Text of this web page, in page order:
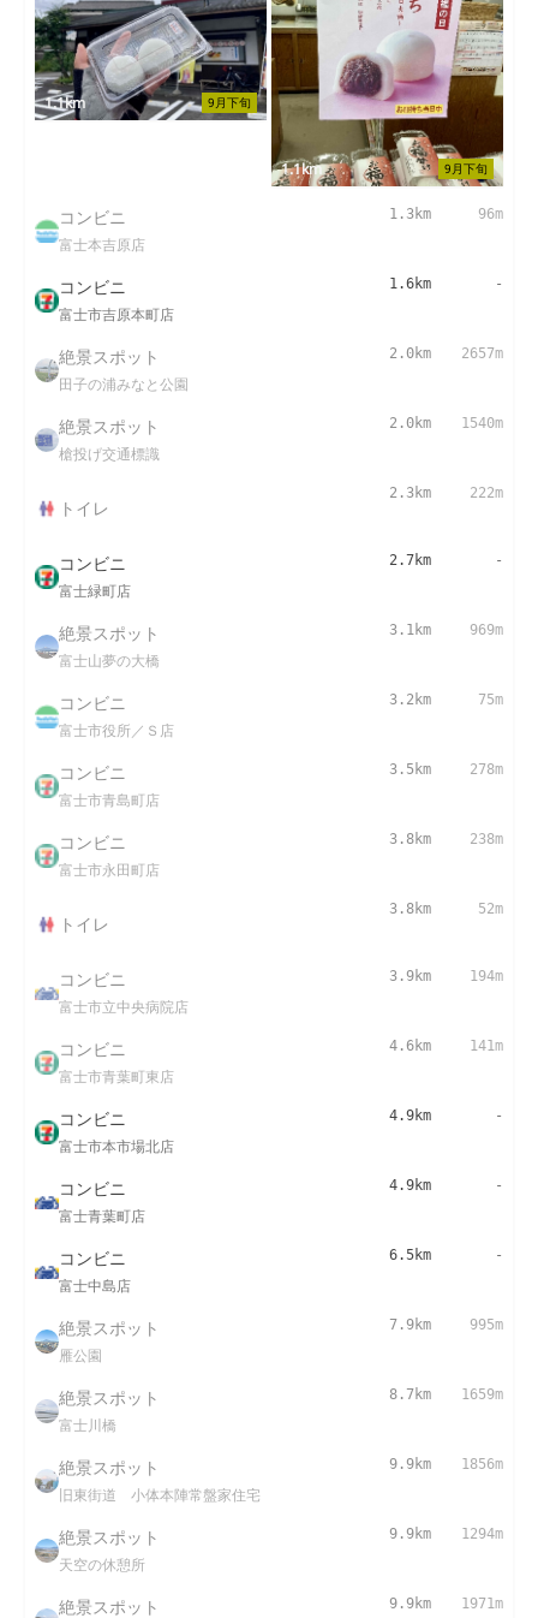
9月下旬
1.1km
9月下旬
1.1km
コンビニ
富士本吉原店
1.3km 96m
コンビニ
富士市吉原本町店
1.6km -
絶景スポット
田子の浦みなと公園
2.0km 2657m
絶景スポット
槍投げ交通標識
2.0km 1540m
トイレ
2.3km 222m
コンビニ
富士緑町店
2.7km -
絶景スポット
富士山夢の大橋
3.1km 969m
コンビニ
富士市役所／Ｓ店
3.2km 75m
コンビニ
富士市青島町店
3.5km 278m
コンビニ
富士市永田町店
3.8km 238m
トイレ
3.8km 52m
コンビニ
富士市立中央病院店
3.9km 194m
コンビニ
富士市青葉町東店
4.6km 141m
コンビニ
富士市本市場北店
4.9km -
コンビニ
富士青葉町店
4.9km -
コンビニ
富士中島店
6.5km -
絶景スポット
雁公園
7.9km 995m
絶景スポット
富士川橋
8.7km 1659m
絶景スポット
旧東街道 小体本陣常盤家住宅
9.9km 1856m
絶景スポット
天空の休憩所
9.9km 1294m
絶景スポット 9.9km 1971m